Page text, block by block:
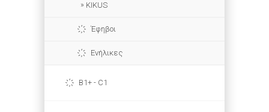
KIKUS
Έφηβοι
Ενήλικες
B1+ - C1